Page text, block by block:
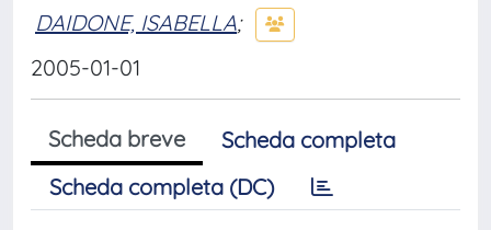
DAIDONE, ISABELLA;
2005-01-01
Scheda breve
Scheda completa
Scheda completa (DC)